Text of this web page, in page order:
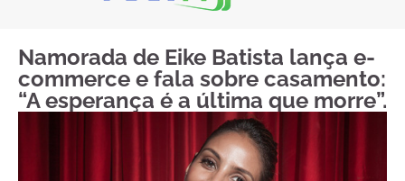
Namorada de Eike Batista lança e-
commerce e fala sobre casamento:
“A esperança é a última que morre”.